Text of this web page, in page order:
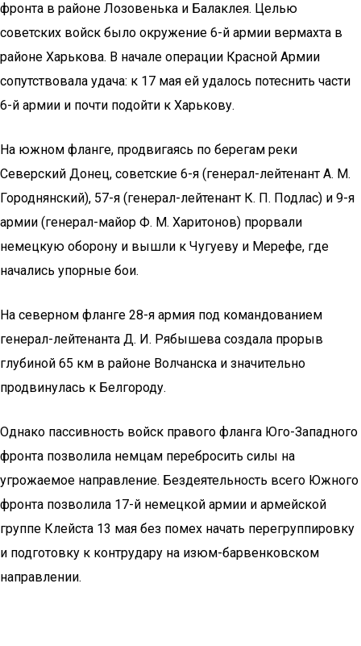
фронта в районе Лозовенька и Балаклея. Целью
советских войск было окружение 6-й армии вермахта в
районе Харькова. В начале операции Красной Армии
сопутствовала удача: к 17 мая ей удалось потеснить части
6-й армии и почти подойти к Харькову.
На южном фланге, продвигаясь по берегам реки
Северский Донец, советские 6-я (генерал-лейтенант А. М.
Городнянский), 57-я (генерал-лейтенант К. П. Подлас) и 9-я
армии (генерал-майор Ф. М. Харитонов) прорвали
немецкую оборону и вышли к Чугуеву и Мерефе, где
начались упорные бои.
На северном фланге 28-я армия под командованием
генерал-лейтенанта Д. И. Рябышева создала прорыв
глубиной 65 км в районе Волчанска и значительно
продвинулась к Белгороду.
Однако пассивность войск правого фланга Юго-Западного
фронта позволила немцам перебросить силы на
угрожаемое направление. Бездеятельность всего Южного
фронта позволила 17-й немецкой армии и армейской
группе Клейста 13 мая без помех начать перегруппировку
и подготовку к контрудару на изюм-барвенковском
направлении.